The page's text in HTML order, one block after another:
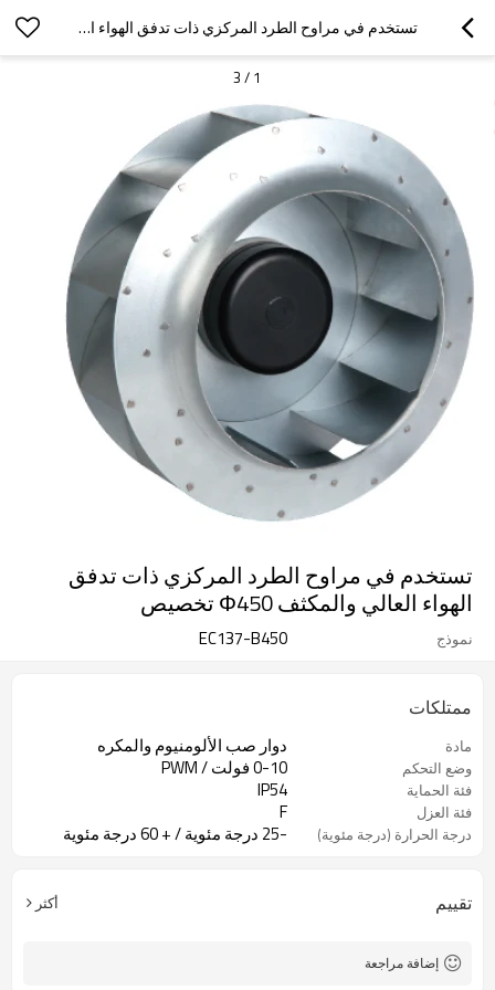
تستخدم في مراوح الطرد المركزي ذات تدفق الهواء العالي والمكثف Φ450 تخصيص
1
/
3
تستخدم في مراوح الطرد المركزي ذات تدفق
الهواء العالي والمكثف Φ450 تخصيص
نموذج EC137-B450
ممتلكات
مادة دوار صب الألومنيوم والمكره
وضع التحكم 0-10 فولت / PWM
فئة الحماية IP54
فئة العزل F
درجة الحرارة (درجة مئوية) -25 درجة مئوية / + 60 درجة مئوية
تقييم أكثر
إضافة مراجعة